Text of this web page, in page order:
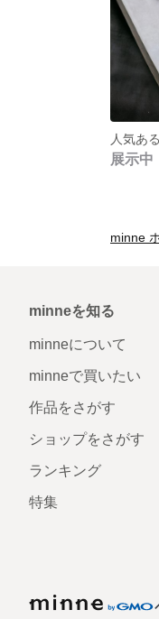
人気あ
展示中
minne
minneを知る
minneについて
minneで買いたい
作品をさがす
ショップをさがす
ランキング
特集